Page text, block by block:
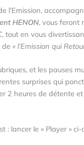
l’Emission,
HENON, vous feront
, tout en vous
de « l’Emission qui
et les pauses
surprises qui
2 heures de détente
: lancer le « Player » ci-